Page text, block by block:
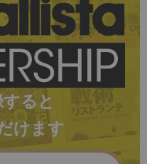
ると
けます